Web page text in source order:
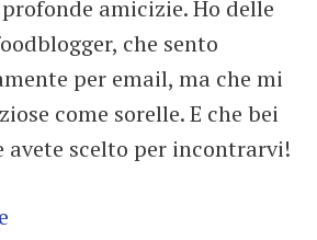
amicizie. Ho delle
che sento
per email, ma che mi
come sorelle. E che bei
avete scelto per incontrarvi!